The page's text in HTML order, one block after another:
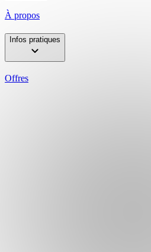
À propos
Infos pratiques
Offres